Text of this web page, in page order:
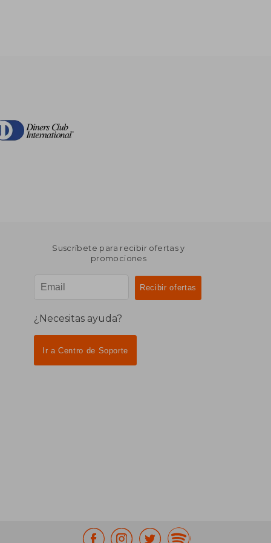
Suscríbete para recibir ofertas y
promociones
¿Necesitas ayuda?
Ir a Centro de Soporte